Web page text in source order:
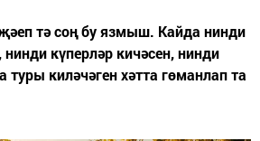
тә соң бу язмыш. Кайда нинди
күперләр кичәсен, нинди
туры киләчәген хәтта гөманлап та